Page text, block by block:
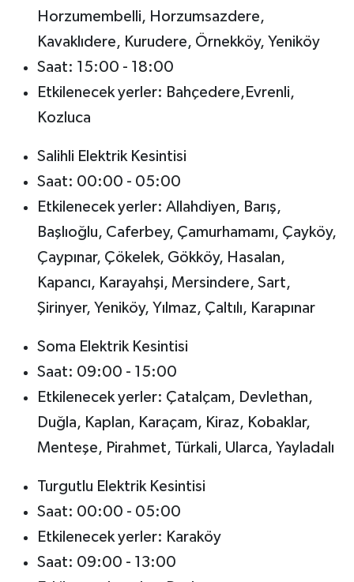
Horzumembelli, Horzumsazdere,
Kavaklıdere, Kurudere, Örnekköy, Yeniköy
Saat: 15:00 - 18:00
Etkilenecek yerler: Bahçedere,Evrenli,
Kozluca
Salihli Elektrik Kesintisi
Saat: 00:00 - 05:00
Etkilenecek yerler: Allahdiyen, Barış,
Başlıoğlu, Caferbey, Çamurhamamı, Çayköy,
Çaypınar, Çökelek, Gökköy, Hasalan,
Kapancı, Karayahşi, Mersindere, Sart,
Şirinyer, Yeniköy, Yılmaz, Çaltılı, Karapınar
Soma Elektrik Kesintisi
Saat: 09:00 - 15:00
Etkilenecek yerler: Çatalçam, Devlethan,
Duğla, Kaplan, Karaçam, Kiraz, Kobaklar,
Menteşe, Pirahmet, Türkali, Ularca, Yayladalı
Turgutlu Elektrik Kesintisi
Saat: 00:00 - 05:00
Etkilenecek yerler: Karaköy
Saat: 09:00 - 13:00